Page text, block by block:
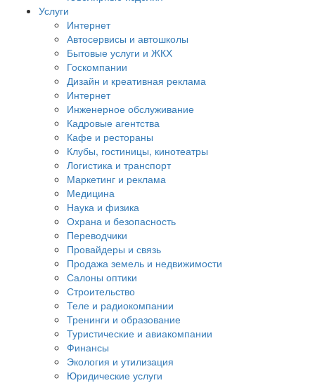
Услуги
Интернет
Автосервисы и автошколы
Бытовые услуги и ЖКХ
Госкомпании
Дизайн и креативная реклама
Интернет
Инженерное обслуживание
Кадровые агентства
Кафе и рестораны
Клубы, гостиницы, кинотеатры
Логистика и транспорт
Маркетинг и реклама
Медицина
Наука и физика
Охрана и безопасность
Переводчики
Провайдеры и связь
Продажа земель и недвижимости
Салоны оптики
Строительство
Теле и радиокомпании
Тренинги и образование
Туристические и авиакомпании
Финансы
Экология и утилизация
Юридические услуги